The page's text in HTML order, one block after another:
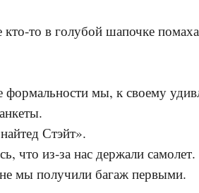
то в голубой шапочке
формальности мы, к своему
Стэйт».
что из-за нас держали самолет.
мы получили багаж первыми.